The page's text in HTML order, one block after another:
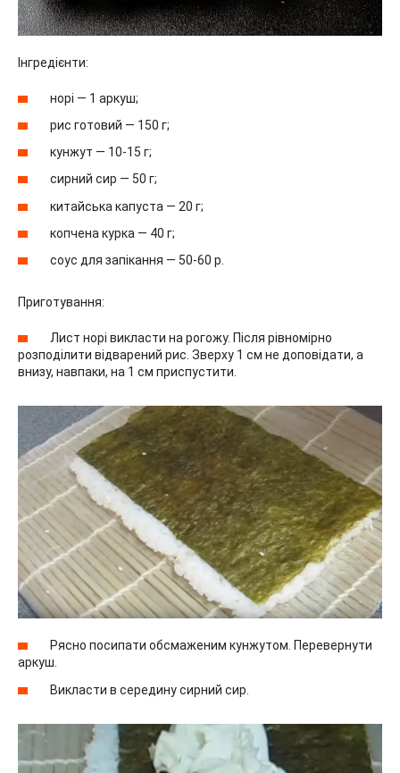
Інгредієнти:
норі — 1 аркуш;
рис готовий — 150 г;
кунжут — 10-15 г;
сирний сир — 50 г;
китайська капуста — 20 г;
копчена курка — 40 г;
соус для запікання — 50-60 р.
Приготування:
Лист норі викласти на рогожу. Після рівномірно
розподілити відварений рис. Зверху 1 см не доповідати, а
внизу, навпаки, на 1 см приспустити.
Рясно посипати обсмаженим кунжутом. Перевернути
аркуш.
Викласти в середину сирний сир.